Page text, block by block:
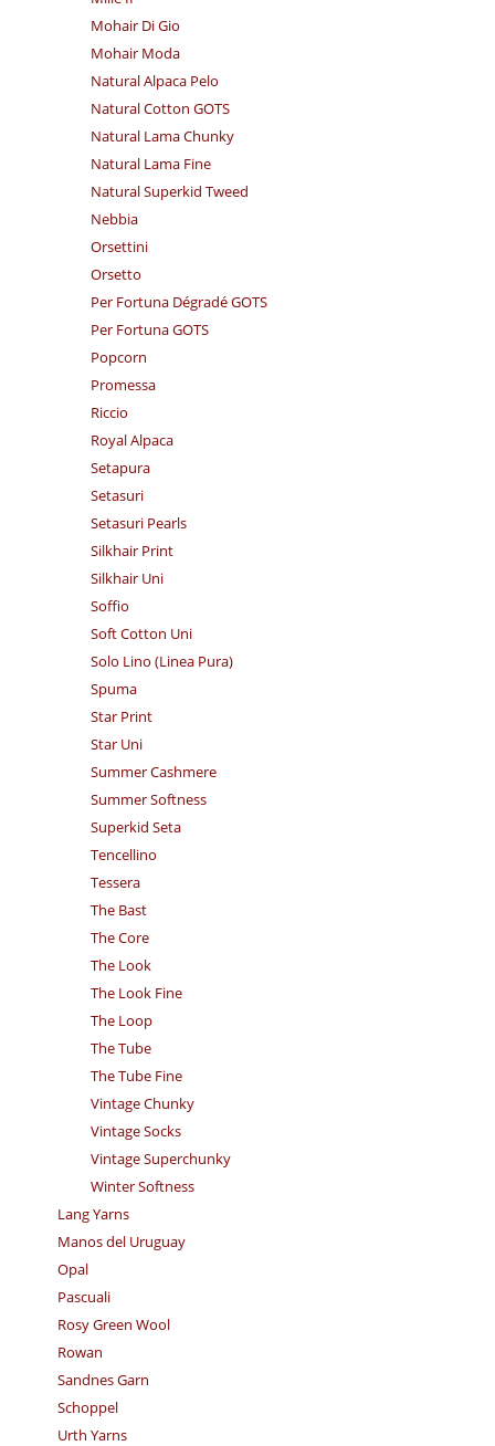
Mohair Di Gio
Mohair Moda
Natural Alpaca Pelo
Natural Cotton GOTS
Natural Lama Chunky
Natural Lama Fine
Natural Superkid Tweed
Nebbia
Orsettini
Orsetto
Per Fortuna Dégradé GOTS
Per Fortuna GOTS
Popcorn
Promessa
Riccio
Royal Alpaca
Setapura
Setasuri
Setasuri Pearls
Silkhair Print
Silkhair Uni
Soffio
Soft Cotton Uni
Solo Lino (Linea Pura)
Spuma
Star Print
Star Uni
Summer Cashmere
Summer Softness
Superkid Seta
Tencellino
Tessera
The Bast
The Core
The Look
The Look Fine
The Loop
The Tube
The Tube Fine
Vintage Chunky
Vintage Socks
Vintage Superchunky
Winter Softness
Lang Yarns
Manos del Uruguay
Opal
Pascuali
Rosy Green Wool
Rowan
Sandnes Garn
Schoppel
Urth Yarns